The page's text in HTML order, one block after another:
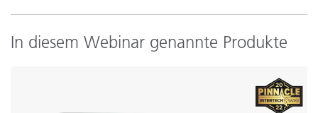
In diesem Webinar genannte Produkte